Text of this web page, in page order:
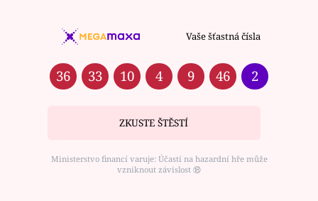
Vaše šťastná čísla
36 33 10 4 9 46 2
ZKUSTE ŠTĚSTÍ
Ministerstvo financí varuje: Účastí na hazardní hře může
vzniknout závislost ⑱